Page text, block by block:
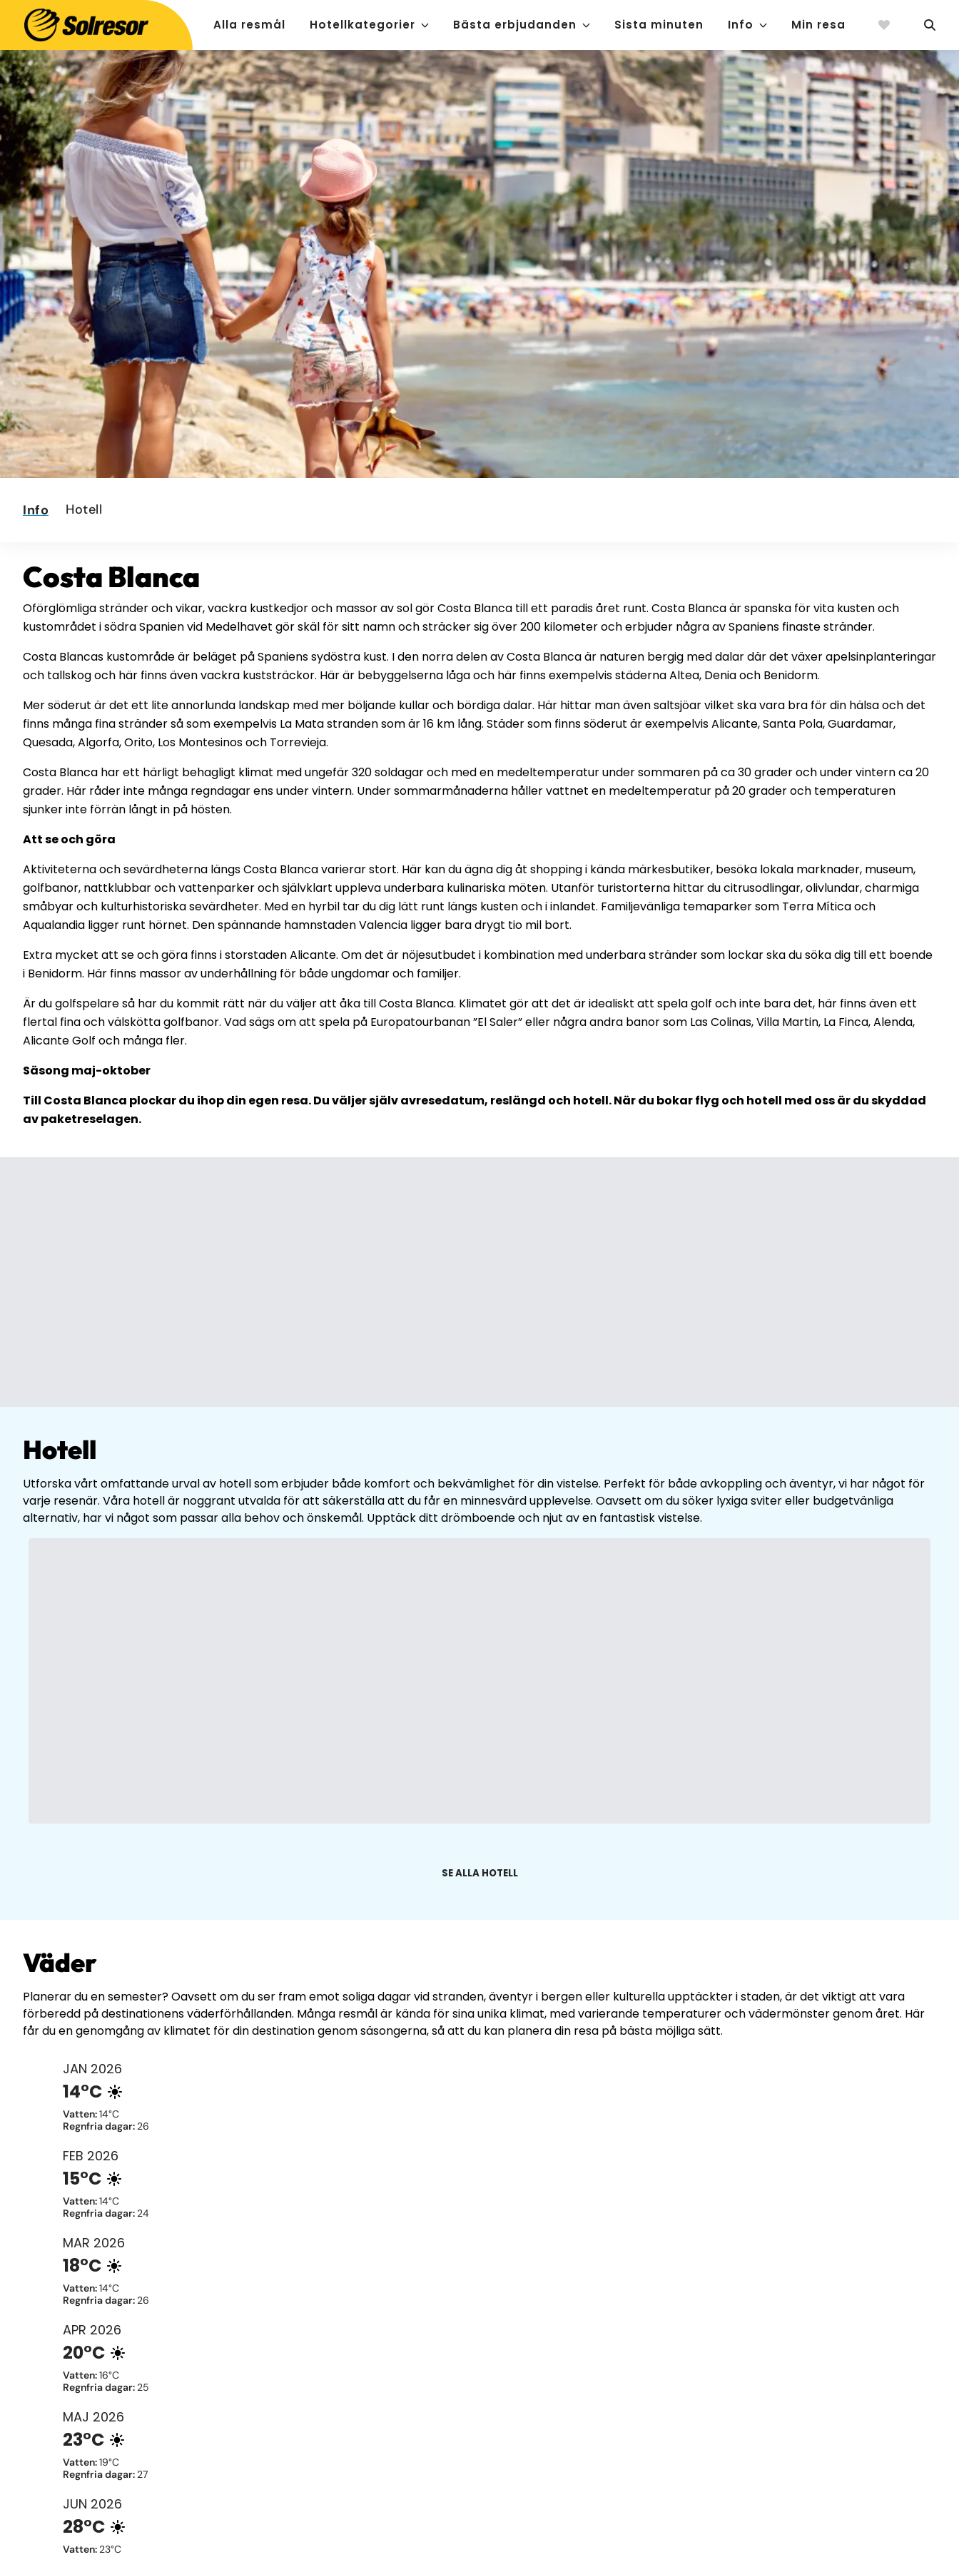
Alla resmål Hotellkategorier Bästa erbjudanden Sista minuten Info Min resa
Info Hotell
Costa Blanca
Oförglömliga stränder och vikar, vackra kustkedjor och massor av sol gör Costa Blanca till ett paradis året runt. Costa Blanca är spanska för vita kusten och
kustområdet i södra Spanien vid Medelhavet gör skäl för sitt namn och sträcker sig över 200 kilometer och erbjuder några av Spaniens finaste stränder.
Costa Blancas kustområde är beläget på Spaniens sydöstra kust. I den norra delen av Costa Blanca är naturen bergig med dalar där det växer apelsinplanteringar
och tallskog och här finns även vackra kuststräckor. Här är bebyggelserna låga och här finns exempelvis städerna Altea, Denia och Benidorm.
Mer söderut är det ett lite annorlunda landskap med mer böljande kullar och bördiga dalar. Här hittar man även saltsjöar vilket ska vara bra för din hälsa och det
finns många fina stränder så som exempelvis La Mata stranden som är 16 km lång. Städer som finns söderut är exempelvis Alicante, Santa Pola, Guardamar,
Quesada, Algorfa, Orito, Los Montesinos och Torrevieja.
Costa Blanca har ett härligt behagligt klimat med ungefär 320 soldagar och med en medeltemperatur under sommaren på ca 30 grader och under vintern ca 20
grader. Här råder inte många regndagar ens under vintern. Under sommarmånaderna håller vattnet en medeltemperatur på 20 grader och temperaturen
sjunker inte förrän långt in på hösten.
Att se och göra
Aktiviteterna och sevärdheterna längs Costa Blanca varierar stort. Här kan du ägna dig åt shopping i kända märkesbutiker, besöka lokala marknader, museum,
golfbanor, nattklubbar och vattenparker och självklart uppleva underbara kulinariska möten. Utanför turistorterna hittar du citrusodlingar, olivlundar, charmiga
småbyar och kulturhistoriska sevärdheter. Med en hyrbil tar du dig lätt runt längs kusten och i inlandet. Familjevänliga temaparker som Terra Mítica och
Aqualandia ligger runt hörnet. Den spännande hamnstaden Valencia ligger bara drygt tio mil bort.
Extra mycket att se och göra finns i storstaden Alicante. Om det är nöjesutbudet i kombination med underbara stränder som lockar ska du söka dig till ett boende
i Benidorm. Här finns massor av underhållning för både ungdomar och familjer.
Är du golfspelare så har du kommit rätt när du väljer att åka till Costa Blanca. Klimatet gör att det är idealiskt att spela golf och inte bara det, här finns även ett
flertal fina och välskötta golfbanor. Vad sägs om att spela på Europatourbanan ”El Saler” eller några andra banor som Las Colinas, Villa Martin, La Finca, Alenda,
Alicante Golf och många fler.
Säsong maj-oktober
Till Costa Blanca plockar du ihop din egen resa. Du väljer själv avresedatum, reslängd och hotell. När du bokar flyg och hotell med oss är du skyddad
av paketreselagen.
Hotell
Utforska vårt omfattande urval av hotell som erbjuder både komfort och bekvämlighet för din vistelse. Perfekt för både avkoppling och äventyr, vi har något för
varje resenär. Våra hotell är noggrant utvalda för att säkerställa att du får en minnesvärd upplevelse. Oavsett om du söker lyxiga sviter eller budgetvänliga
alternativ, har vi något som passar alla behov och önskemål. Upptäck ditt drömboende och njut av en fantastisk vistelse.
SE ALLA HOTELL
Väder
Planerar du en semester? Oavsett om du ser fram emot soliga dagar vid stranden, äventyr i bergen eller kulturella upptäckter i staden, är det viktigt att vara
förberedd på destinationens väderförhållanden. Många resmål är kända för sina unika klimat, med varierande temperaturer och vädermönster genom året. Här
får du en genomgång av klimatet för din destination genom säsongerna, så att du kan planera din resa på bästa möjliga sätt.
JAN 2026
14°C
Vatten:14°C
Regnfria dagar: 26
FEB 2026
15°C
Vatten:14°C
Regnfria dagar: 24
MAR 2026
18°C
Vatten:14°C
Regnfria dagar: 26
APR 2026
20°C
Vatten:16°C
Regnfria dagar: 25
MAJ 2026
23°C
Vatten:19°C
Regnfria dagar: 27
JUN 2026
28°C
Vatten: 23°C